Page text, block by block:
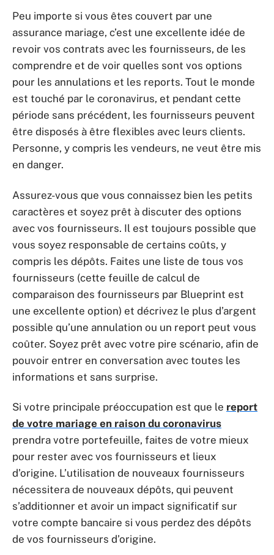
Peu importe si vous êtes couvert par une
assurance mariage, c’est une excellente idée de
revoir vos contrats avec les fournisseurs, de les
comprendre et de voir quelles sont vos options
pour les annulations et les reports. Tout le monde
est touché par le coronavirus, et pendant cette
période sans précédent, les fournisseurs peuvent
être disposés à être flexibles avec leurs clients.
Personne, y compris les vendeurs, ne veut être mis
en danger.
Assurez-vous que vous connaissez bien les petits
caractères et soyez prêt à discuter des options
avec vos fournisseurs. Il est toujours possible que
vous soyez responsable de certains coûts, y
compris les dépôts. Faites une liste de tous vos
fournisseurs (cette feuille de calcul de
comparaison des fournisseurs par Blueprint est
une excellente option) et décrivez le plus d’argent
possible qu’une annulation ou un report peut vous
coûter. Soyez prêt avec votre pire scénario, afin de
pouvoir entrer en conversation avec toutes les
informations et sans surprise.
Si votre principale préoccupation est que le report
de votre mariage en raison du coronavirus
prendra votre portefeuille, faites de votre mieux
pour rester avec vos fournisseurs et lieux
d’origine. L’utilisation de nouveaux fournisseurs
nécessitera de nouveaux dépôts, qui peuvent
s’additionner et avoir un impact significatif sur
votre compte bancaire si vous perdez des dépôts
de vos fournisseurs d’origine.